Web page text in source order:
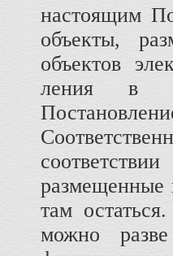
настоящим
объекты,
объектов
ления в
размещенные
там
можно